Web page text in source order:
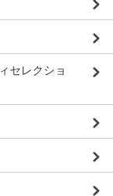
セレクショ